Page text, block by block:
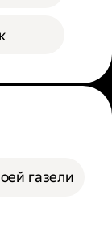
газели